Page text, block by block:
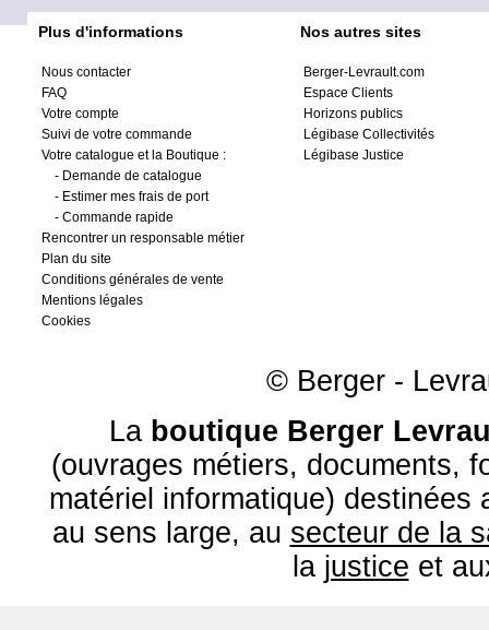
Plus d'informations
Nous contacter
FAQ
Votre compte
Suivi de votre commande
Votre catalogue et la Boutique :
- Demande de catalogue
- Estimer mes frais de port
- Commande rapide
Rencontrer un responsable métier
Plan du site
Conditions générales de vente
Mentions légales
Cookies
Nos autres sites
Berger-Levrault.com
Espace Clients
Horizons publics
Légibase Collectivités
Légibase Justice
© Berger -
La boutique Berger
(ouvrages métiers, documents,
matériel informatique) destinées
au sens large, au secteur de la
la justice et